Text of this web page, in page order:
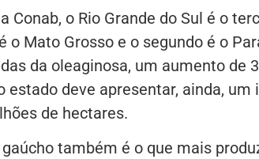
Conab, o Rio Grande do Sul é o
o Mato Grosso e o segundo é o
da oleaginosa, um aumento de
estado deve apresentar, ainda,
de hectares.
também é o que mais